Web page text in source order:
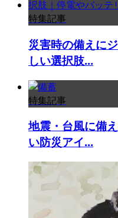
特集記事
災害時の備えに
しい選択肢...
特集記事
地震・台風に備
い防災アイ...